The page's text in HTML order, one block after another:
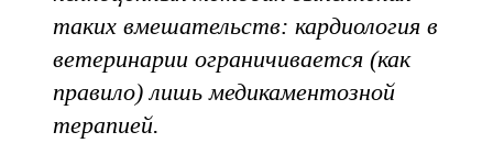
таких вмешательств: кардиология в
ветеринарии ограничивается (как
правило) лишь медикаментозной
терапией.